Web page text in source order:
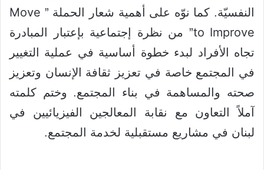
النفسيّة. كما نوّه على أهمية شعار الحملة ” Move
to Improve” من نظرة إجتماعية بإعتبار
المبادرة
تجاه الأفراد لبدء خطوة أساسية في عملية التغيير
في المجتمع خاصة في تعزيز ثقافة الإنسان وتعزيز
صحته والمساهمة في بناء المجتمع. وختم كلمته
آملاً التعاون مع نقابة المعالجين الفيزيائيين في
لبنان في مشاريع مستقبلية لخدمة المجتمع.